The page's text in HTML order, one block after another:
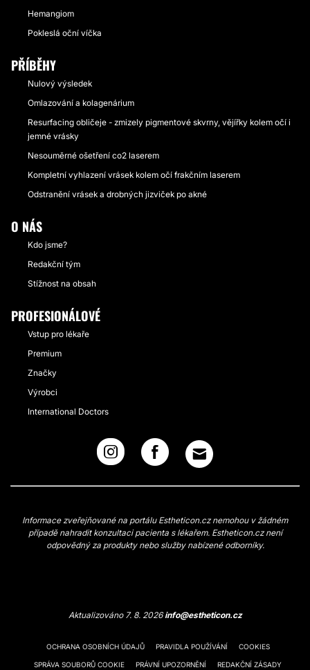
Hemangiom
Pokleslá oční víčka
PŘÍBĚHY
Nulový výsledek
Omlazování a kolagenárium
Resurfacing obličeje - zmizely pigmentové skvrny, vějířky kolem očí i
jemné vrásky
Nesouměrné ošetření co2 laserem
Kompletní vyhlazení vrásek kolem očí frakčním laserem
Odstranění vrásek a drobných jizviček po akné
O NÁS
Kdo jsme?
Redakční tým
Stížnost na obsah
PROFESIONÁLOVÉ
Vstup pro lékaře
Premium
Značky
Výrobci
International Doctors
Informace zveřejňované na portálu Estheticon.cz nemohou v žádném
případě nahradit konzultaci pacienta s lékařem. Estheticon.cz není
odpovědný za produkty nebo služby nabízené odborníky.
Aktualizováno 7. 8. 2026info@estheticon.cz
OCHRANA OSOBNÍCH ÚDAJŮ PRAVIDLA POUŽÍVÁNÍ COOKIES
SPRÁVA SOUBORŮ COOKIE PRÁVNÍ UPOZORNĚNÍ REDAKČNÍ ZÁSADY